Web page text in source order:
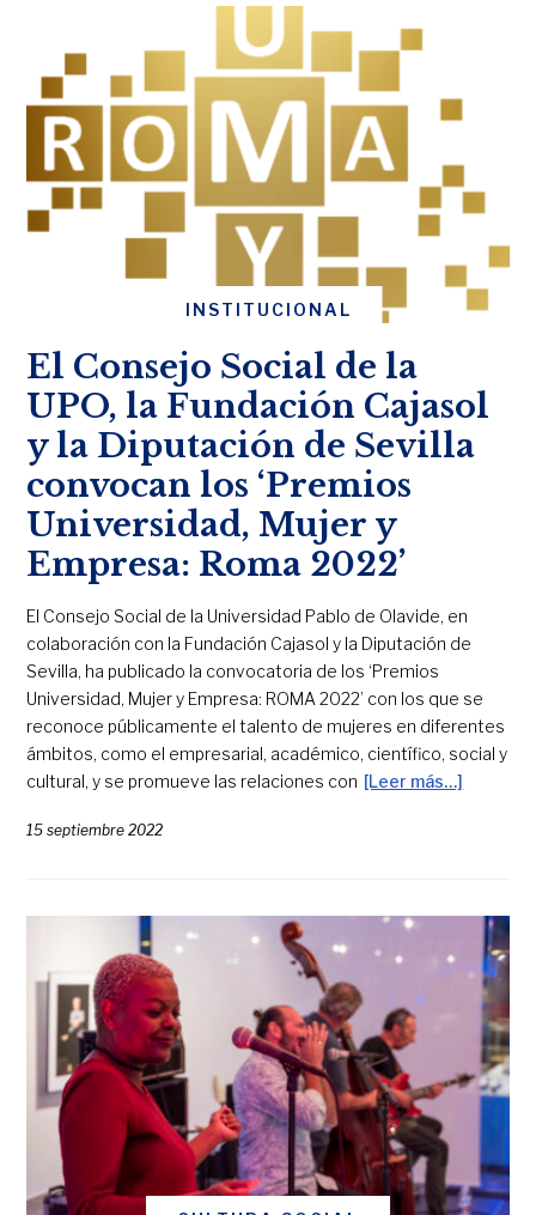
INSTITUCIONAL
El Consejo Social de la
UPO, la Fundación Cajasol
y la Diputación de Sevilla
convocan los ‘Premios
Universidad, Mujer y
Empresa: Roma 2022’
El Consejo Social de la Universidad Pablo de Olavide, en
colaboración con la Fundación Cajasol y la Diputación de
Sevilla, ha publicado la convocatoria de los ‘Premios
Universidad, Mujer y Empresa: ROMA 2022’ con los que se
reconoce públicamente el talento de mujeres en diferentes
ámbitos, como el empresarial, académico, científico, social y
cultural, y se promueve las relaciones con [Leer más…]
15 septiembre 2022